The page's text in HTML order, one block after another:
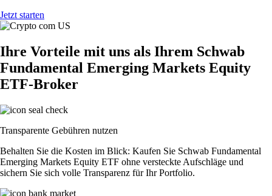
Jetzt starten
Ihre Vorteile mit uns als Ihrem Schwab
Fundamental Emerging Markets Equity
ETF-Broker
Transparente Gebühren nutzen
Behalten Sie die Kosten im Blick: Kaufen Sie Schwab Fundamental
Emerging Markets Equity ETF ohne versteckte Aufschläge und
sichern Sie sich volle Transparenz für Ihr Portfolio.